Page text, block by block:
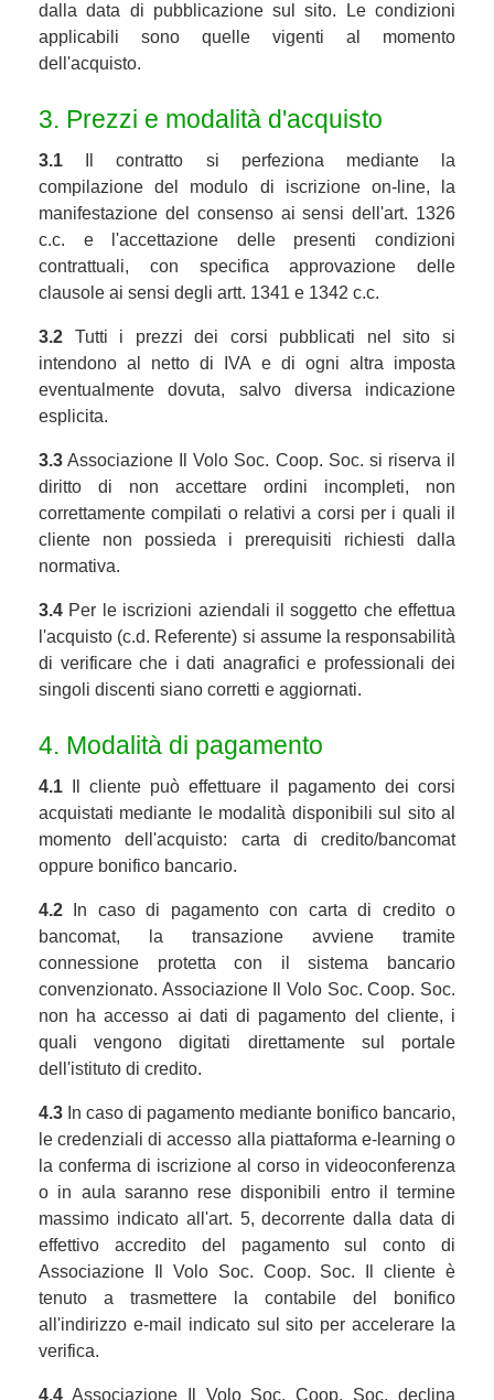
dalla data di pubblicazione sul sito. Le condizioni
applicabili sono quelle vigenti al momento
dell'acquisto.
3. Prezzi e modalità d'acquisto
3.1 Il contratto si perfeziona mediante la
compilazione del modulo di iscrizione on-line, la
manifestazione del consenso ai sensi dell'art. 1326
c.c. e l'accettazione delle presenti condizioni
contrattuali, con specifica approvazione delle
clausole ai sensi degli artt. 1341 e 1342 c.c.
3.2 Tutti i prezzi dei corsi pubblicati nel sito si
intendono al netto di IVA e di ogni altra imposta
eventualmente dovuta, salvo diversa indicazione
esplicita.
3.3 Associazione Il Volo Soc. Coop. Soc. si riserva il
diritto di non accettare ordini incompleti, non
correttamente compilati o relativi a corsi per i quali il
cliente non possieda i prerequisiti richiesti dalla
normativa.
3.4 Per le iscrizioni aziendali il soggetto che effettua
l'acquisto (c.d. Referente) si assume la responsabilità
di verificare che i dati anagrafici e professionali dei
singoli discenti siano corretti e aggiornati.
4. Modalità di pagamento
4.1 Il cliente può effettuare il pagamento dei corsi
acquistati mediante le modalità disponibili sul sito al
momento dell'acquisto: carta di credito/bancomat
oppure bonifico bancario.
4.2 In caso di pagamento con carta di credito o
bancomat, la transazione avviene tramite
connessione protetta con il sistema bancario
convenzionato. Associazione Il Volo Soc. Coop. Soc.
non ha accesso ai dati di pagamento del cliente, i
quali vengono digitati direttamente sul portale
dell'istituto di credito.
4.3 In caso di pagamento mediante bonifico bancario,
le credenziali di accesso alla piattaforma e-learning o
la conferma di iscrizione al corso in videoconferenza
o in aula saranno rese disponibili entro il termine
massimo indicato all'art. 5, decorrente dalla data di
effettivo accredito del pagamento sul conto di
Associazione Il Volo Soc. Coop. Soc. Il cliente è
tenuto a trasmettere la contabile del bonifico
all'indirizzo e-mail indicato sul sito per accelerare la
verifica.
4.4 Associazione Il Volo Soc. Coop. Soc. declina